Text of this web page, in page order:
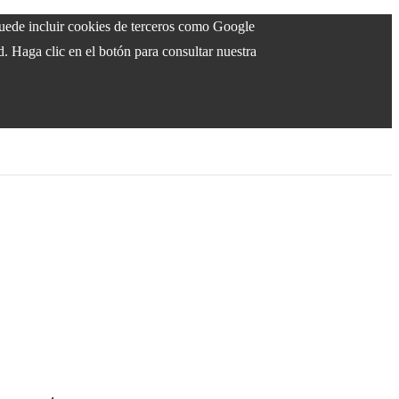
incluir cookies de terceros como Google
Haga clic en el botón para consultar nuestra